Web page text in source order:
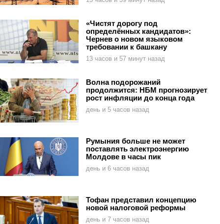
«Чистят дорогу под
определённых кандидатов»:
Чернев о новом языковом
требовании к башкану
13 часов и 57 минут назад
Волна подорожаний
продолжится: НБМ прогнозирует
рост инфляции до конца года
день и 5 часов назад
Румыния больше не может
поставлять электроэнергию
Молдове в часы пик
день и 6 часов назад
Тофан представил концепцию
новой налоговой реформы
день и 7 часов назад